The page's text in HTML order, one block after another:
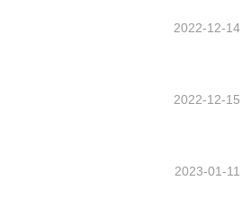
2022-12-14
2022-12-15
2023-01-11